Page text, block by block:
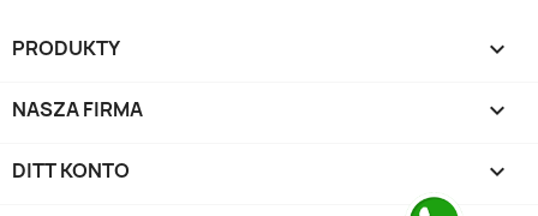
PRODUKTY 
NASZA FIRMA 
DITT KONTO 